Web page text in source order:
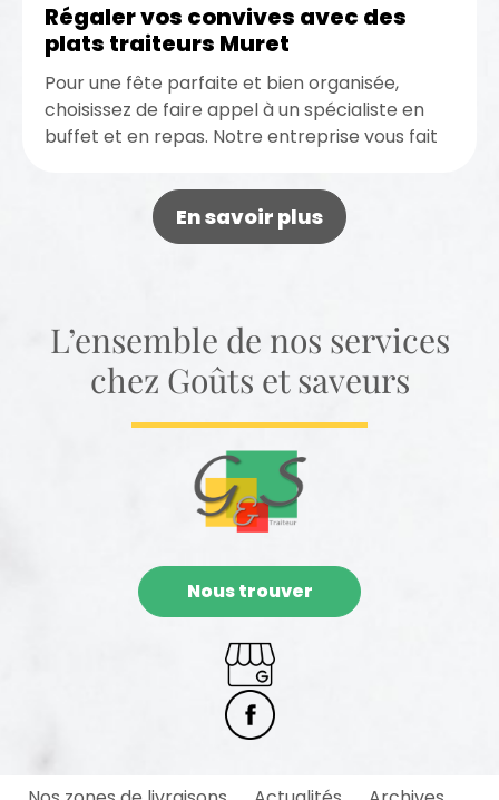
Régaler vos convives avec des
plats traiteurs Muret
Pour une fête parfaite et bien organisée,
choisissez de faire appel à un spécialiste en
buffet et en repas. Notre entreprise vous fait
En savoir plus
L’ensemble de nos services
chez Goûts et saveurs
Nous trouver